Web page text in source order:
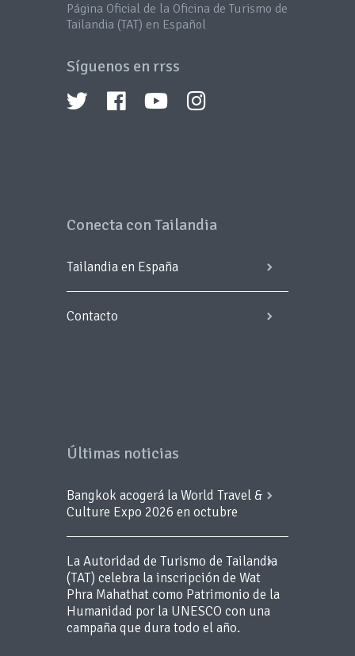
Página Oficial de la Oficina de Turismo de
Tailandia (TAT) en Español
Síguenos en rrss
Conecta con Tailandia
Tailandia en España
Contacto
Últimas noticias
Bangkok acogerá la World Travel &
Culture Expo 2026 en octubre
La Autoridad de Turismo de Tailandia
(TAT) celebra la inscripción de Wat
Phra Mahathat como Patrimonio de la
Humanidad por la UNESCO con una
campaña que dura todo el año.